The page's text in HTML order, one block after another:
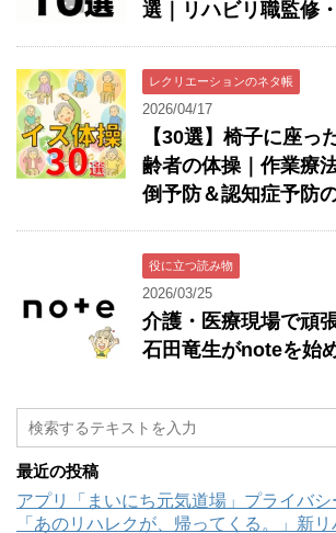
選｜リハビリ職監修
レクリエーションのネタ帳
2026/04/17
【30選】椅子に座っ
齢者の体操｜作業療
倒予防＆認知症予防
役に立つ読み物
2026/03/25
介護・医療現場で頑
石田竜生がnoteを始
最近の投稿
アプリ「まいにち元気道場」プライバシ
「あのリハレクが、帰ってくる。」新